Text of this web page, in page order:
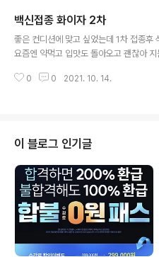
트들도 많이 나오고있다. 온수매트.. 주변
들 후기가 좋다~ 온수매트는 작은 보일러
가따리 하는 방식.. 방바닥 보일러와 같은
백신접종 화이자 2차
좋은 컨디션에 맞고 싶었는데 1차 접종
요즘엔 약먹고 입맛도 돌아오고 괜찮아
미열이 있음 평소에 집에 브라운 귀 체온
15일 10:00 - 기상.. 열은 내림.. 밤에있던
병원갈까 하다가 또 반복되면 가는..
0 0 2021. 10. 14.
이 블로그 인기글